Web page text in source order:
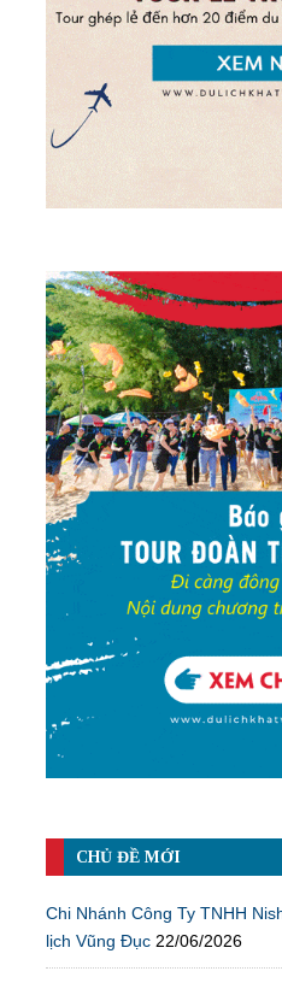
CHỦ ĐỀ MỚI
Chi Nhánh Công Ty TNHH
lịch Vũng Đục 22/06/2026